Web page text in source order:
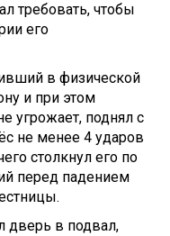
требовать, чтобы
его
в физической
и при этом
угрожает, поднял с
не менее 4 ударов
столкнул его по
перед падением
дверь в подвал,